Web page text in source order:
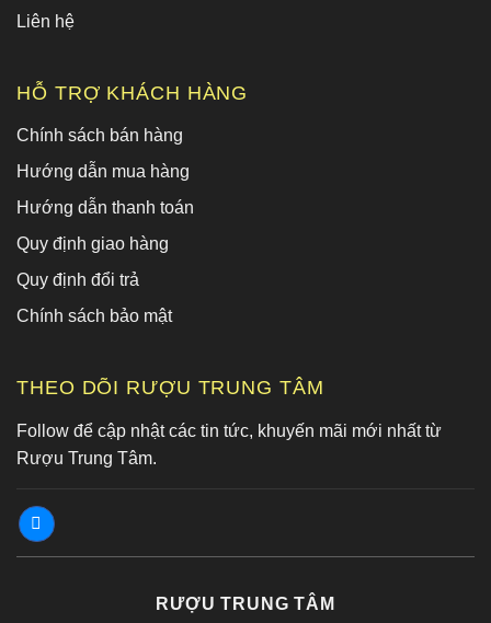
Liên hệ
HỖ TRỢ KHÁCH HÀNG
Chính sách bán hàng
Hướng dẫn mua hàng
Hướng dẫn thanh toán
Quy định giao hàng
Quy định đổi trả
Chính sách bảo mật
THEO DÕI RƯỢU TRUNG TÂM
Follow để cập nhật các tin tức, khuyến mãi mới nhất từ
Rượu Trung Tâm.
RƯỢU TRUNG TÂM